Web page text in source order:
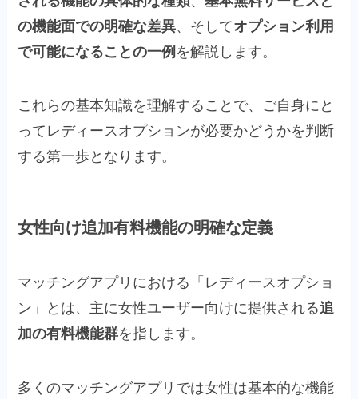
の機能面での明確な差異、そしてオプション利用
で可能になることの一例 を解説します。
これらの基本知識を理解することで、ご自身にと
ってレディースオプションが必要かどうかを判断
する第一歩となります。
女性向け追加有料機能の明確な定義
マッチングアプリにおける「レディースオプショ
ン」とは、主に女性ユーザー向けに提供される追
加の有料機能群を指します。
多くのマッチングアプリでは女性は基本的な機能